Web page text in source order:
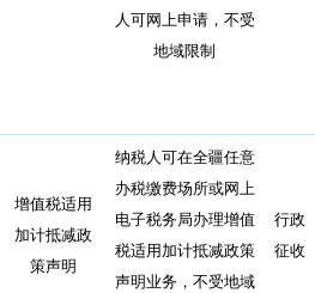
人可网上申请，不受
地域限制
增值税适用
加计抵减政
策声明
纳税人可在全疆任意
办税缴费场所或网上
电子税务局办理增值
税适用加计抵减政策
声明业务，不受地域
行政
征收